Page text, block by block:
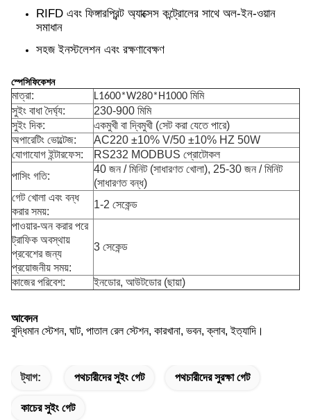
RIFD এবং ফিঙ্গারপ্রিন্ট অ্যাক্সেস কন্ট্রোলের সাথে অল-ইন-ওয়ান
সমাধান
সহজ ইনস্টলেশন এবং রক্ষণাবেক্ষণ
স্পেসিফিকেশন
মাত্রা: L1600*W280*H1000 মিমি
সুইং বাধা দৈর্ঘ্য:
230-900 মিমি
সুইং দিক:
একমুখী বা দ্বিমুখী (সেট করা যেতে পারে)
অপারেটিং ভোল্টেজ:
AC220 ±10% V/50 ±10% HZ 50W
যোগাযোগ ইন্টারফেস:
RS232 MODBUS প্রোটোকল
পাসিং গতি:
40 জন / মিনিট (সাধারণত খোলা), 25-30 জন / মিনিট
(সাধারণত বন্ধ)
গেট খোলা এবং বন্ধ
করার সময়:
1-2 সেকেন্ড
পাওয়ার-অন করার পরে
ট্রাফিক অবস্থায়
প্রবেশের জন্য
প্রয়োজনীয় সময়:
3 সেকেন্ড
কাজের পরিবেশ: ইনডোর, আউটডোর (ছায়া)
আবেদন
বুদ্ধিমান স্টেশন, ঘাট, পাতাল রেল স্টেশন, কারখানা, ভবন, ক্লাব, ইত্যাদি।
ট্যাগ: পথচারীদের সুইং গেট পথচারীদের সুরক্ষা গেট
কাচের সুইং গেট